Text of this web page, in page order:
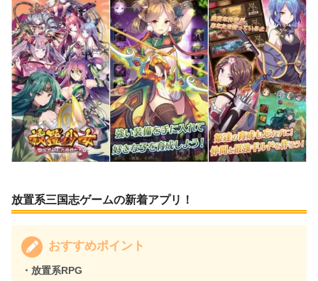
放置系三国志ゲームの新着アプリ！
おすすめポイント
・放置系RPG